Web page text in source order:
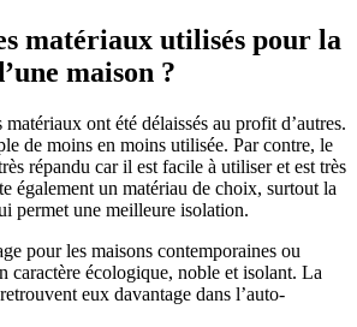
matériaux utilisés pour la
maison ?
ont été délaissés au profit d’autres.
de moins en moins utilisée. Par contre, le
répandu car il est facile à utiliser et est très
également un matériau de choix, surtout la
permet une meilleure isolation.
pour les maisons contemporaines ou
caractère écologique, noble et isolant. La
eux davantage dans l’auto-